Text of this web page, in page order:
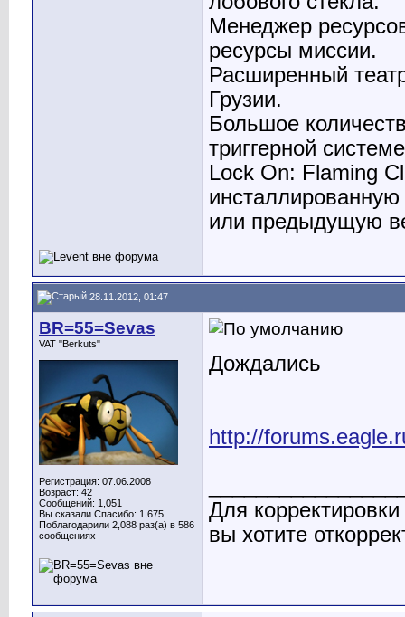
Менеджер
ресурсы миссии.
Расширенный
Грузии.
Большое
триггерной
Lock On: Flaming
или предыдущую
28.11.2012, 01:47
BR=55=Sevas
VAT "Berkuts"
Регистрация: 07.06.2008
Возраст: 42
Сообщений: 1,051
Вы сказали Спасибо: 1,675
Поблагодарили 2,088 раз(а) в 586
сообщениях
Дождались
http://
Для
вы хотите